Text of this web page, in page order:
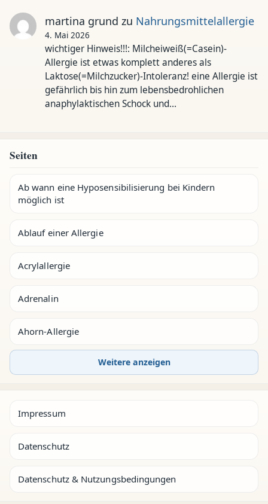
martina grund zu Nahrungsmittelallergie
4. Mai 2026
wichtiger Hinweis!!!: Milcheiweiß(=Casein)-
Allergie ist etwas komplett anderes als
Laktose(=Milchzucker)-Intoleranz! eine Allergie ist
gefährlich bis hin zum lebensbedrohlichen
anaphylaktischen Schock und…
Seiten
Ab wann eine Hyposensibilisierung bei Kindern
möglich ist
Ablauf einer Allergie
Acrylallergie
Adrenalin
Ahorn-Allergie
Weitere anzeigen
Impressum
Datenschutz
Datenschutz & Nutzungsbedingungen